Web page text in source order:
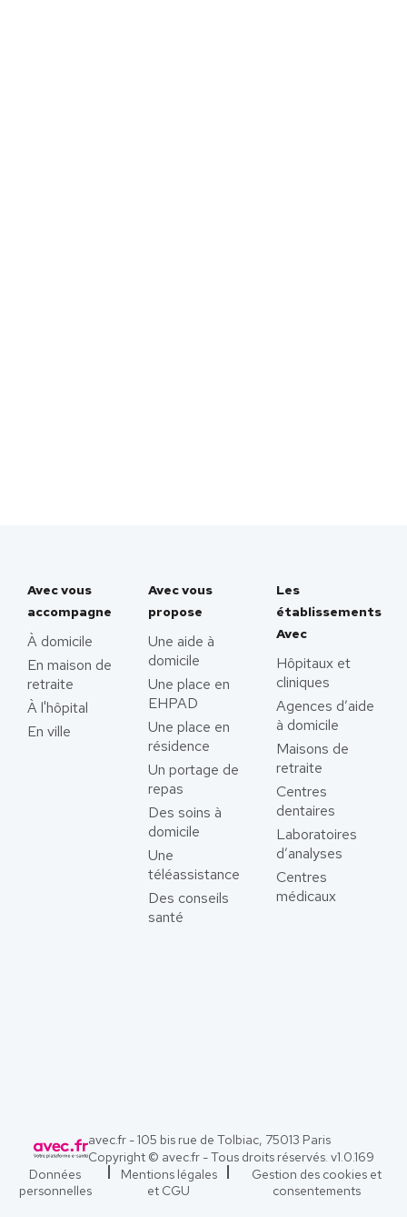
Avec vous
accompagne
À domicile
En maison de
retraite
À l'hôpital
En ville
Avec vous
propose
Une aide à
domicile
Une place en
EHPAD
Une place en
résidence
Un portage de
repas
Des soins à
domicile
Une
téléassistance
Des conseils
santé
Les
établissements
Avec
Hôpitaux et
cliniques
Agences d’aide
à domicile
Maisons de
retraite
Centres
dentaires
Laboratoires
d’analyses
Centres
médicaux
avec.fr - 105 bis rue de Tolbiac, 75013 Paris
Copyright © avec.fr - Tous droits réservés. v1.0.169
Données
personnelles
Mentions légales
et CGU
Gestion des cookies et
consentements